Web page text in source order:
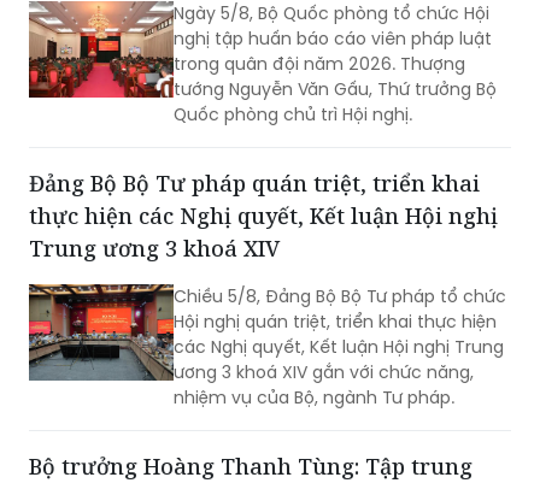
Ngày 5/8, Bộ Quốc phòng tổ chức Hội
nghị tập huấn báo cáo viên pháp luật
trong quân đội năm 2026. Thượng
tướng Nguyễn Văn Gấu, Thứ trưởng Bộ
Quốc phòng chủ trì Hội nghị.
Đảng Bộ Bộ Tư pháp quán triệt, triển khai
thực hiện các Nghị quyết, Kết luận Hội nghị
Trung ương 3 khoá XIV
Chiều 5/8, Đảng Bộ Bộ Tư pháp tổ chức
Hội nghị quán triệt, triển khai thực hiện
các Nghị quyết, Kết luận Hội nghị Trung
ương 3 khoá XIV gắn với chức năng,
nhiệm vụ của Bộ, ngành Tư pháp.
Bộ trưởng Hoàng Thanh Tùng: Tập trung